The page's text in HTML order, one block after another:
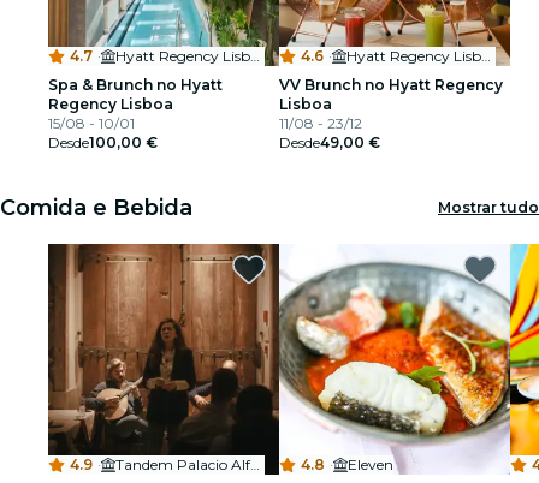
4.7 ·
Hyatt Regency Lisbon
Spa & Brunch no Hyatt
Regency Lisboa
15/08 - 10/01
Desde100,00 €
4.6 ·
Hyatt Regency Lisbon
VV Brunch no Hyatt Regency
Lisboa
11/08 - 23/12
Desde49,00 €
Comida e Bebida Mostrar tudo
4.9 ·
Tandem Palacio Alfama
4.8 ·
Eleven